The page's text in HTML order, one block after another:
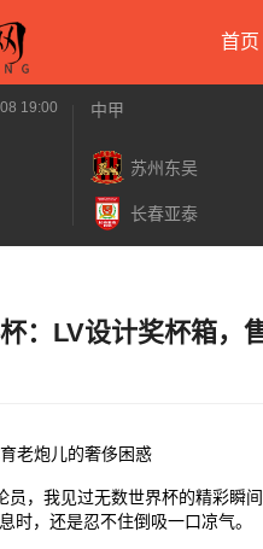
首页
19:00 中甲
苏州东吴
长春亚泰
：LV设计奖杯箱，
老炮儿的奢侈困惑
员，我见过无数世界杯的精彩瞬
时，还是忍不住倒吸一口凉气。